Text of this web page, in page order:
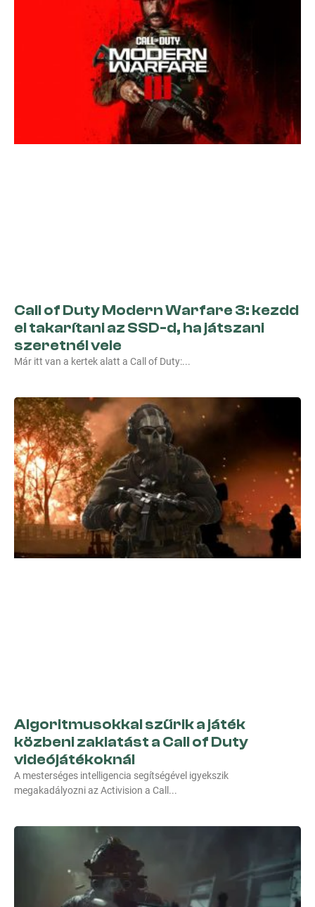
Call of Duty Modern Warfare 3: kezdd
el takarítani az SSD-d, ha játszani
szeretnél vele
Már itt van a kertek alatt a Call of Duty:
Algoritmusokkal szűrik a játék
közbeni zaklatást a Call of Duty
videójátékoknál
A mesterséges intelligencia segítségével igyekszik
megakadályozni az Activision a Call